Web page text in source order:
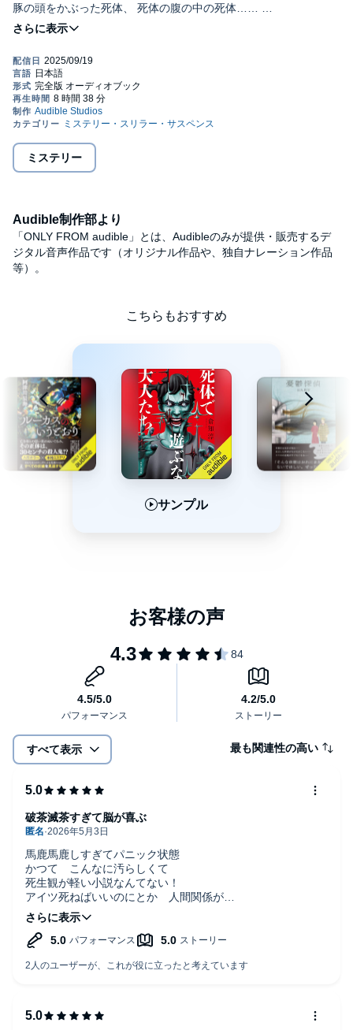
豚の頭をかぶった死体、 死体の腹の中の死体……
この街では、なぜか人がよく殺される。
殺人事件の発生率は南アフリカのケープタウンと同じくらい。
の読めないミステリ作家、深夜ラジオ好きのやくざ、 詐欺師まが
いの女子高生、事件を隠蔽してばかりの刑事。
ミステリ・ランキングを席巻する 鬼才が贈る死体大博覧会
【EXPO】、開幕!!! 解説／東川篤哉
【目次】
豚の顔をした死体
何もない死体
屋上で溺れた死体
死体の中の死体
生きている死体
後日譚
解説 『死体の汁を啜れ』を削れ 東川篤哉
ミステリー
Audible制作部より
「ONLY FROM audible」とは、Audibleのみが提供・販売するデ
ジタル音声作品です（オリジナル作品や、独自ナレーション作品
等）。
こちらもおすすめ
サンプル
すべて表示 最も関連性の高い
馬鹿馬鹿しすぎてパニック状態
かつて こんなに汚らしくて
死生観が軽い小説なんてない！
アイツ死ねばいいのにとか 人間関係が
キツくなった時この本読んだらいいよね
人を殺したくなったり憎しみに支配されるのが馬鹿馬鹿しく
なります。変なタイトルだけど一回聴いてみて
破茶滅茶すぎて脳が喜ぶ